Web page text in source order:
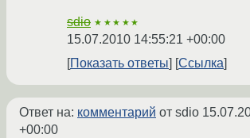
sdio ★★★★★
15.07.2010 14:55:21 +00:00
Показать ответы
Ссылка
Ответ на: комментарий от sdio
+00:00